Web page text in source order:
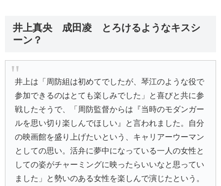
井上真央 成田凌 とろけるようなキスシ
ーン？
井上は「周防組は初めてでしたが、琴江のような役で
参加できるのはとても楽しみでした」と喜びと共に参
戦したそうで、「周防監督からは『当時のモダンガー
ルを思い切り楽しんでほしい』と言われました。自分
の映画館を盛り上げたいという、キャリアーウーマン
としての思い。活弁に夢中になっている一人の女性と
しての姿がチャーミングに映ったらいいなと思ってい
ました」と勢いのある女性を楽しんで演じたという。